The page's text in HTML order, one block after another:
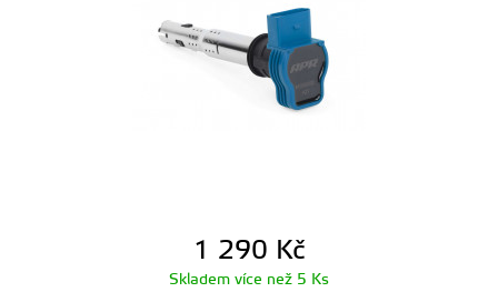
1 290 Kč
Skladem více než 5 Ks